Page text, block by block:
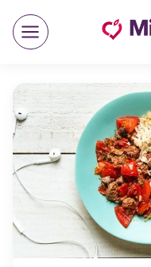
contenuto